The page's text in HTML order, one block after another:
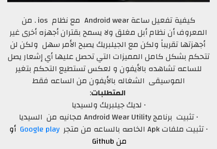
كيفية تفعيل ساعة Android wear مع نظام ios . من
المعروف أن نظام أبل مغلق ولا يسمح بقتران أجهزه أخرى غير
أجهزتها تقريباً ولكن مع الجيلبريك يصبح الأمر سهل ولكن لن
تتحكم بشكل كامل المميزات التي تحصل عليها أي إشعار يصل
للساعه تشاهده بالأيفون و لعكس تستطيع التحكم بتغير
الموسيقى الشغاله بالأيفون من الساعه فقط
المتطلبات:
• لديك جيلبريك ولسيديا
• تثبيت برنامج Android Wear Utility مجانيه من السيديا
• تثبيت ملفات Apk الخاصه بالساعه من متجر
Google play أو
من Github